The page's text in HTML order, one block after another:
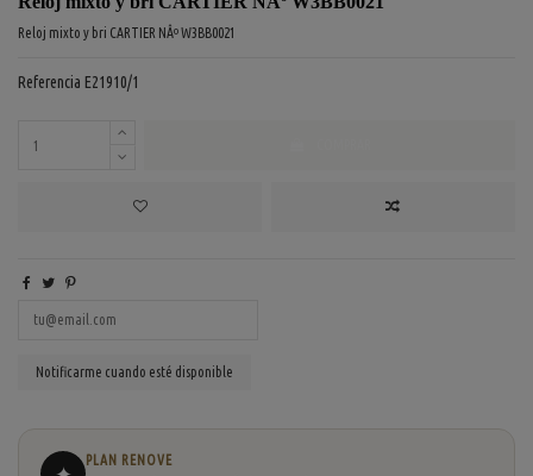
Reloj mixto y bri CARTIER NÂº W3BB0021
Referencia E21910/1
PLAN RENOVE